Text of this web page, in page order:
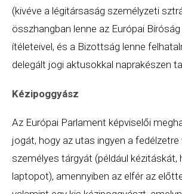
(kivéve a légitársaság személyzeti
összhangban lenne az Európai
ítéleteivel, és a Bizottság lenne
delegált jogi aktusokkal naprakészen
Kézipoggyász
Az Európai Parlament képviselői
jogát, hogy az utas ingyen a fedélzetre
személyes tárgyát (például kézitáskát,
laptopot), amennyiben az elfér az